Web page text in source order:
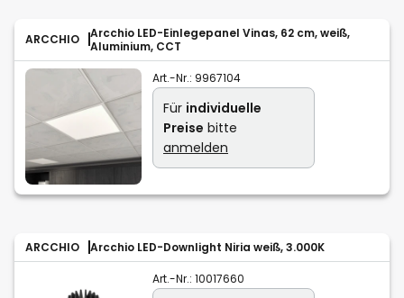
ARCCHIO
Arcchio LED-Einlegepanel Vinas, 62 cm, weiß,
Aluminium, CCT
Art.-Nr.: 9967104
Für individuelle
Preise bitte
anmelden
ARCCHIO Arcchio LED-Downlight Niria weiß, 3.000K
Art.-Nr.: 10017660